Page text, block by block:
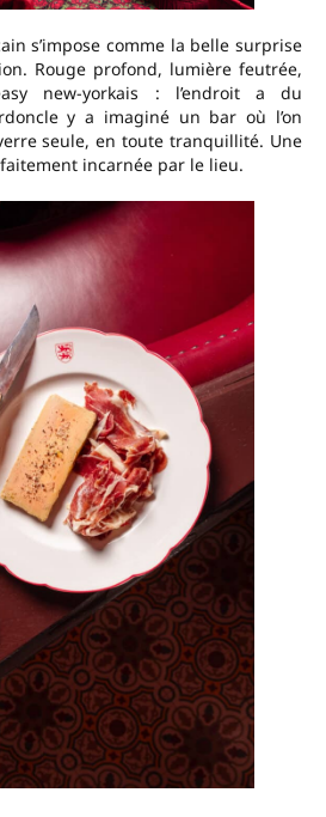
s’impose comme la belle surprise
Rouge profond, lumière feutrée,
new-yorkais : l’endroit a du
y a imaginé un bar où l’on
seule, en toute tranquillité. Une
incarnée par le lieu.